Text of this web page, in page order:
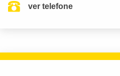
ver telefone